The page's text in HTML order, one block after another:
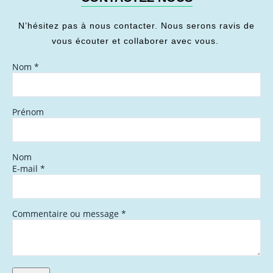
N’hésitez pas à nous contacter. Nous serons ravis de
vous écouter et collaborer avec vous.
Nom *
Prénom
Nom
E-mail *
Commentaire ou message *